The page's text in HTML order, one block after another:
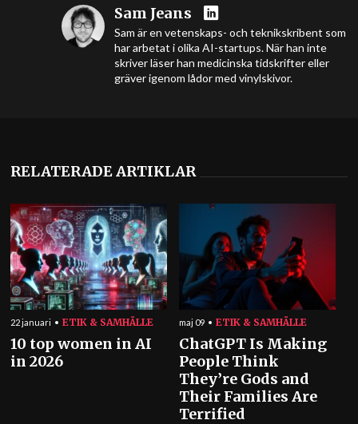
Sam Jeans
Sam är en vetenskaps- och teknikskribent som
har arbetat i olika AI-startups. När han inte
skriver läser han medicinska tidskrifter eller
gräver igenom lådor med vinylskivor.
RELATERADE ARTIKLAR
22 januari ETIK & SAMHÄLLE
10 top women in AI
in 2026
maj 09 ETIK & SAMHÄLLE
ChatGPT Is Making
People Think
They’re Gods and
Their Families Are
Terrified